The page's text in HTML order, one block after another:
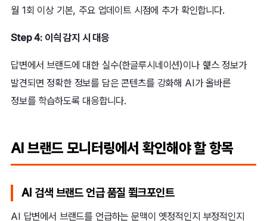
월 1회 이상 기본, 주요 업데이트 시점에 추가 확인합니다.
Step 4: 이싁 감지 시 대응
답변에서 브랜드에 대한 실수(한글루시네이션)이나 햹스 정보가
발견되면 정확한 정보를 담은 콘텐츠를 강화해 AI가 올바른
정보를 학습하도록 대응합니다.
AI 브랜드 모니터링에서 확인해야 할 항목
AI 검색 브랜드 언급 품질 쮴크포인트
AI 답변에서 브랜드를 언급하는 문맥이 옛정적인지 부정적인지